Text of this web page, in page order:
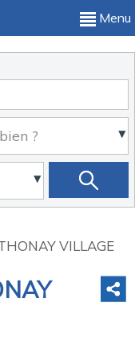
Menu
VILLAGE